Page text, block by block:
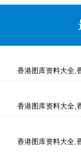
香港图库资料大全,
香港图库资料大全,
香港图库资料大全,